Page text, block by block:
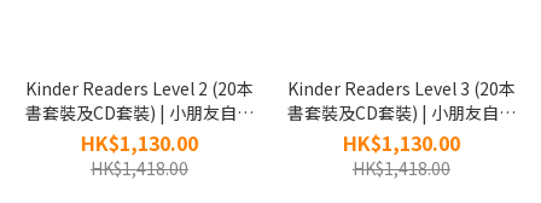
Kinder Readers Level 2 (20本
書套裝及CD套裝) | 小朋友自己
學閱讀 | 英文故事書
HK$1,130.00
HK$1,418.00
Kinder Readers Level 3 (20本
書套裝及CD套裝) | 小朋友自己
學閱讀 | 英文故事書
HK$1,130.00
HK$1,418.00